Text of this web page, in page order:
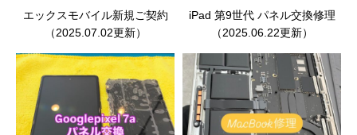
エックスモバイル新規ご契約
（2025.07.02更新）
iPad 第9世代 パネル交換修理
（2025.06.22更新）